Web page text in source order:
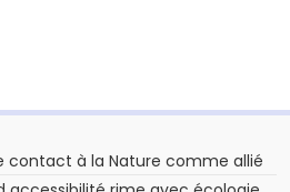
contact à la Nature comme allié